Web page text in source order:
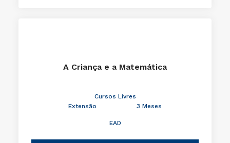
A Criança e a Matemática
Cursos Livres
Extensão
3 Meses
EAD